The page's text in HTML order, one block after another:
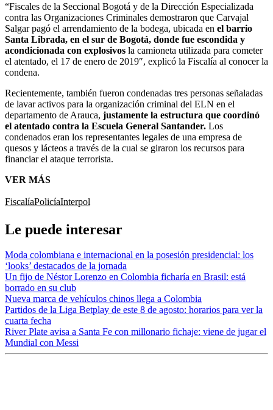
“Fiscales de la Seccional Bogotá y de la Dirección Especializada
contra las Organizaciones Criminales demostraron que Carvajal
Salgar pagó el arrendamiento de la bodega, ubicada en el barrio
Santa Librada, en el sur de Bogotá, donde fue escondida y
acondicionada con explosivos la camioneta utilizada para cometer
el atentado, el 17 de enero de 2019″, explicó la Fiscalía al conocer la
condena.
Recientemente, también fueron condenadas tres personas señaladas
de lavar activos para la organización criminal del ELN en el
departamento de Arauca, justamente la estructura que coordinó
el atentado contra la Escuela General Santander. Los
condenados eran los representantes legales de una empresa de
quesos y lácteos a través de la cual se giraron los recursos para
financiar el ataque terrorista.
VER MÁS
FiscalíaPolicíaInterpol
Le puede interesar
Moda colombiana e internacional en la posesión presidencial: los
‘looks’ destacados de la jornada
Un fijo de Néstor Lorenzo en Colombia ficharía en Brasil: está
borrado en su club
Nueva marca de vehículos chinos llega a Colombia
Partidos de la Liga Betplay de este 8 de agosto: horarios para ver la
cuarta fecha
River Plate avisa a Santa Fe con millonario fichaje: viene de jugar el
Mundial con Messi